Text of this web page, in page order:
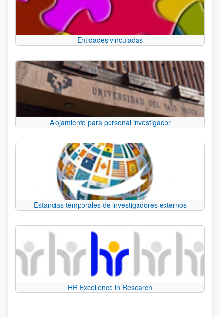
Entidades vinculadas
Alojamiento para personal investigador
Estancias temporales de investigadores externos
HR Excellence in Research